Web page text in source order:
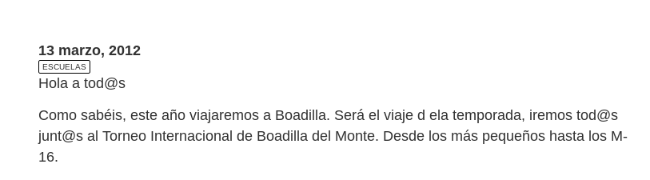
13 marzo, 2012
ESCUELAS
Hola a tod@s
Como sabéis, este año viajaremos a Boadilla. Será el viaje d ela temporada, iremos tod@s
junt@s al Torneo Internacional de Boadilla del Monte. Desde los más pequeños hasta los M-
16.